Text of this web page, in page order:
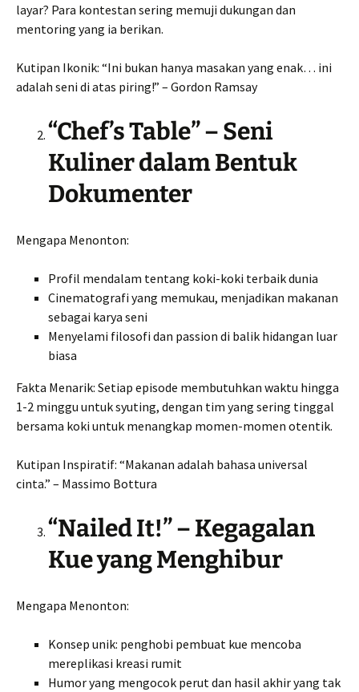
layar? Para kontestan sering memuji dukungan dan
mentoring yang ia berikan.
Kutipan Ikonik: “Ini bukan hanya masakan yang enak… ini
adalah seni di atas piring!” – Gordon Ramsay
“Chef’s Table” – Seni
Kuliner dalam Bentuk
Dokumenter
Mengapa Menonton:
Profil mendalam tentang koki-koki terbaik dunia
Cinematografi yang memukau, menjadikan makanan
sebagai karya seni
Menyelami filosofi dan passion di balik hidangan luar
biasa
Fakta Menarik: Setiap episode membutuhkan waktu hingga
1-2 minggu untuk syuting, dengan tim yang sering tinggal
bersama koki untuk menangkap momen-momen otentik.
Kutipan Inspiratif: “Makanan adalah bahasa universal
cinta.” – Massimo Bottura
“Nailed It!” – Kegagalan
Kue yang Menghibur
Mengapa Menonton:
Konsep unik: penghobi pembuat kue mencoba
mereplikasi kreasi rumit
Humor yang mengocok perut dan hasil akhir yang tak